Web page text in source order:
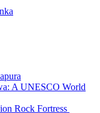
A UNESCO World
Rock Fortress